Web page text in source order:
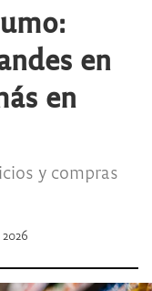
en
en
y compras